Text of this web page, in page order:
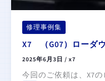
修理事例集
X7 （G07）ローダ
2025年6月3日/x7
今回のご依頼は、X7